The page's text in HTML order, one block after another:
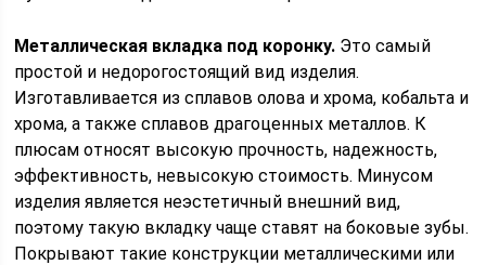
Металлическая вкладка под коронку. Это самый
простой и недорогостоящий вид изделия.
Изготавливается из сплавов олова и хрома, кобальта и
хрома, а также сплавов драгоценных металлов. К
плюсам относят высокую прочность, надежность,
эффективность, невысокую стоимость. Минусом
изделия является неэстетичный внешний вид,
поэтому такую вкладку чаще ставят на боковые зубы.
Покрывают такие конструкции металлическими или